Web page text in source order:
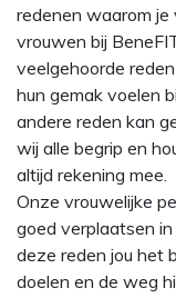
redenen waarom je
vrouwen bij
veelgehoorde
hun gemak voelen
andere reden kan
wij alle begrip en
altijd rekening mee.
Onze vrouwelijke
goed verplaatsen
deze reden jou het
doelen en de weg